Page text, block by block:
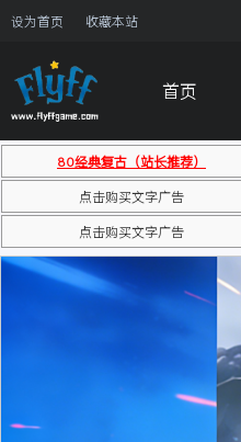
设为首页 收藏本站
首页
80经典复古（站长推荐）
点击购买文字广告
点击购买文字广告